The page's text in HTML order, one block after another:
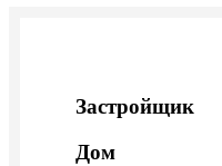
Застройщик
Дом